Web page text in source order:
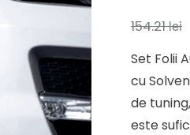
154.21lei
Set Folii
cu
de
este